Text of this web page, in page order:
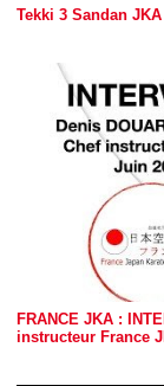
Tekki 3 Sandan
FRANCE JKA :
instructeur France